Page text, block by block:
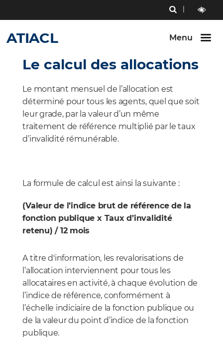
contenu
menu
bouton
et
Menu
RECHERCHE
ATIACL Menu
Le calcul des allocations
Le montant mensuel de l’allocation est
déterminé pour tous les agents, quel que soit
leur grade, par la valeur d’un même
traitement de référence multiplié par le taux
d’invalidité rémunérable.
La formule de calcul est ainsi la suivante :
(Valeur de l’indice brut de référence de la
fonction publique x Taux d’invalidité
retenu) / 12 mois
A titre d'information, les revalorisations de
l’allocation interviennent pour tous les
allocataires en activité, à chaque évolution de
l’indice de référence, conformément à
l’échelle indiciaire de la fonction publique ou
de la valeur du point d’indice de la fonction
publique.